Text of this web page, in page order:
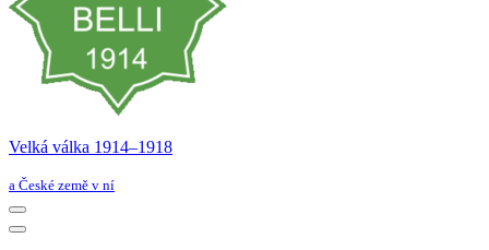
Velká válka 1914–⁠⁠⁠⁠⁠⁠1918
a České země v ní
Navigační
menu
Navigační